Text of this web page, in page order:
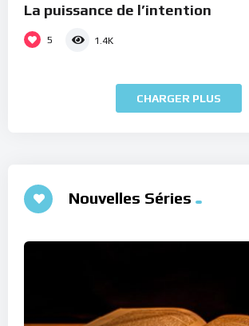
La puissance de l’intention
5 1.4K
CHARGER PLUS
Nouvelles Séries